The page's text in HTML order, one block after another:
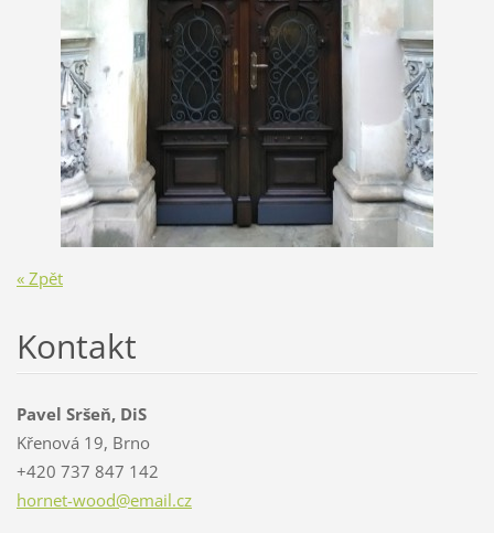
« Zpět
Kontakt
Pavel Sršeň, DiS
Křenová 19, Brno
+420 737 847 142
hornet-wood@email.cz